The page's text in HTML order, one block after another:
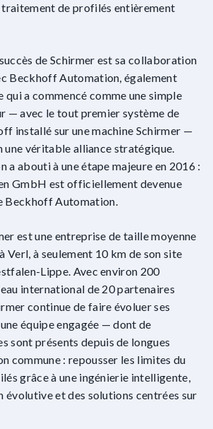
traitement de profilés entièrement
de Schirmer est sa collaboration
Beckhoff Automation, également
qui a commencé comme une simple
— avec le tout premier système de
installé sur une machine Schirmer —
une véritable alliance stratégique.
abouti à une étape majeure en 2016 :
GmbH est officiellement devenue
Beckhoff Automation.
est une entreprise de taille moyenne
Verl, à seulement 10 km de son site
Lippe. Avec environ 200
international de 20 partenaires
continue de faire évoluer ses
équipe engagée — dont de
sont présents depuis de longues
commune : repousser les limites du
grâce à une ingénierie intelligente,
évolutive et des solutions centrées sur